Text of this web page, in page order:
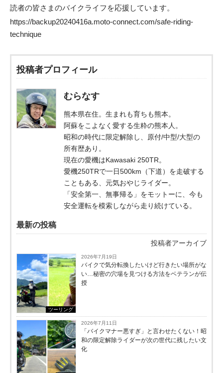
読者の皆さまのバイクライフを応援しています。
https://backup20240416a.moto-connect.com/safe-riding-
technique
投稿者プロフィール
むらなす
熊本県在住。生まれも育ちも熊本。
阿蘇をこよなく愛する生粋の熊本人。
昭和の時代に限定解除し、原付/中型/大型の
所有歴あり。
現在の愛機はKawasaki 250TR。
愛機250TRで一日500km（下道）を走破する
こともある、元気おやじライダー。
「安全第一、無事帰る」をモットーに、今も
安全運転を模索しながら走り続けている。
最新の投稿
投稿者アーカイブ
ツーリング
2026年7月19日
バイクで気分転換したいけど行きたい場所がな
い…秘密の穴場を見つける方法をベテランが伝
授
2026年7月11日
「バイクマナー悪すぎ」と言わせたくない！昭
和の限定解除ライダーが次の世代に残したい文
化